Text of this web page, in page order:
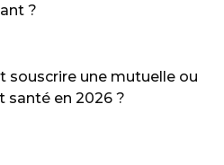
?
souscrire une mutuelle ou
santé en 2026 ?